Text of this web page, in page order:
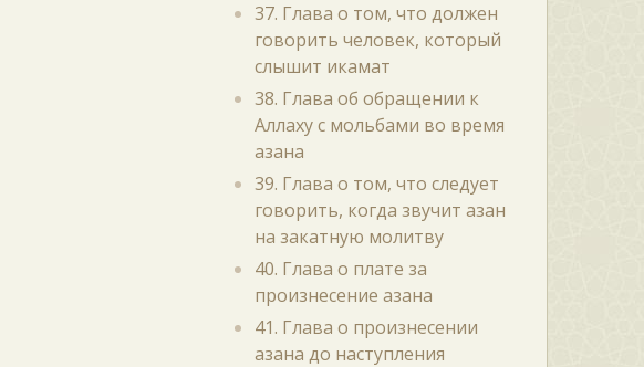
37. Глава о том, что должен
говорить человек, который
слышит икамат
38. Глава об обращении к
Аллаху с мольбами во время
азана
39. Глава о том, что следует
говорить, когда звучит азан
на закатную молитву
40. Глава о плате за
произнесение азана
41. Глава о произнесении
азана до наступления